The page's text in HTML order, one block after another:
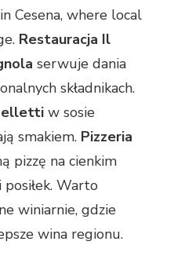
Cesena, where local
Restauracja Il
serwuje dania
składnikach.
w sosie
smakiem. Pizzeria
pizzę na cienkim
posiłek. Warto
winiarnie, gdzie
wina regionu.